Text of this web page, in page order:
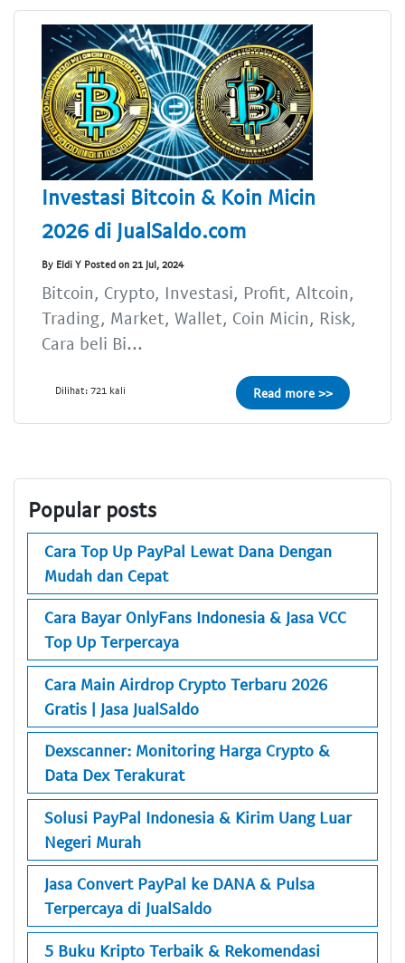
Investasi Bitcoin & Koin Micin
2026 di JualSaldo.com
By Eldi Y Posted on 21 Jul, 2024
Bitcoin, Crypto, Investasi, Profit, Altcoin,
Trading, Market, Wallet, Coin Micin, Risk,
Cara beli Bi...
Dilihat: 721 kali Read more >>
Popular posts
Cara Top Up PayPal Lewat Dana Dengan
Mudah dan Cepat
Cara Bayar OnlyFans Indonesia & Jasa VCC
Top Up Terpercaya
Cara Main Airdrop Crypto Terbaru 2026
Gratis | Jasa JualSaldo
Dexscanner: Monitoring Harga Crypto &
Data Dex Terakurat
Solusi PayPal Indonesia & Kirim Uang Luar
Negeri Murah
Jasa Convert PayPal ke DANA & Pulsa
Terpercaya di JualSaldo
5 Buku Kripto Terbaik & Rekomendasi